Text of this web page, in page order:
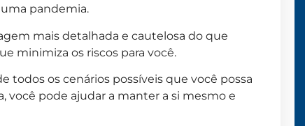
pandemia.
mais detalhada e cautelosa do que
minimiza os riscos para você.
todos os cenários possíveis que você possa
você pode ajudar a manter a si mesmo e